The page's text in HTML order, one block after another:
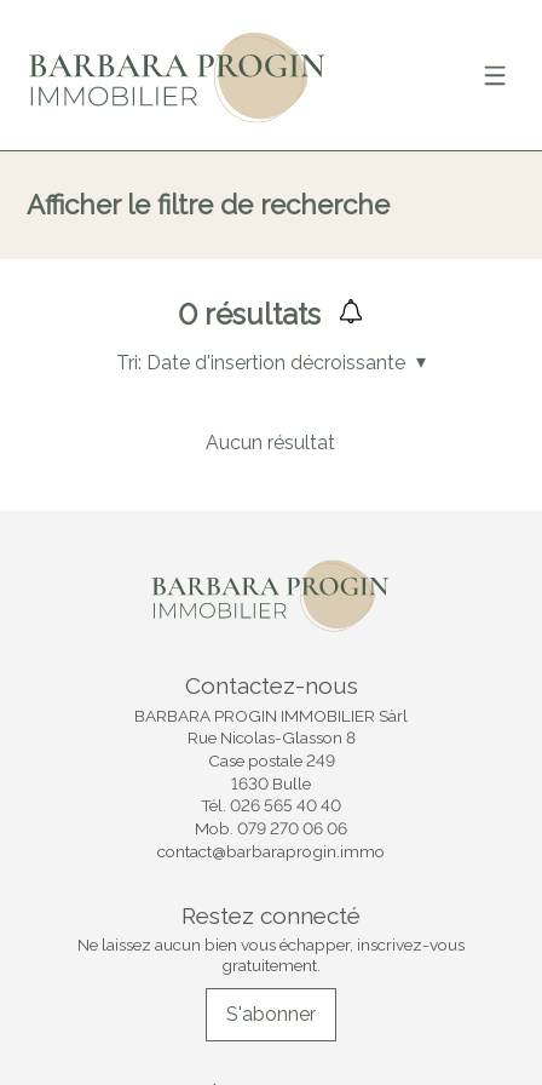
Afficher le filtre de recherche
0résultats
Tri: Date d'insertion décroissante
Aucun résultat
Contactez-nous
BARBARA PROGIN IMMOBILIER Sàrl
Rue Nicolas-Glasson 8
Case postale 249
1630 Bulle
Tél. 026 565 40 40
Mob. 079 270 06 06
contact@barbaraprogin.immo
Restez connecté
Ne laissez aucun bien vous échapper, inscrivez-vous
gratuitement.
S'abonner